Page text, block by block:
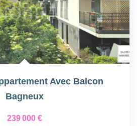
Avec Balcon
Bagneux
239 000 €